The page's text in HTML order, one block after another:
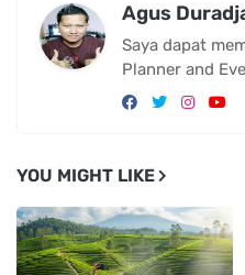
Agus
Saya dapat
Planner and
YOU MIGHT LIKE